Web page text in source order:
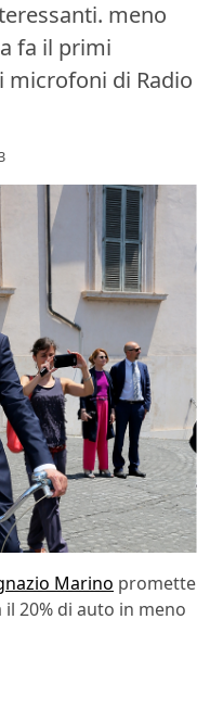
meno
fa il primi
microfoni di Radio
Marino promette
20% di auto in meno